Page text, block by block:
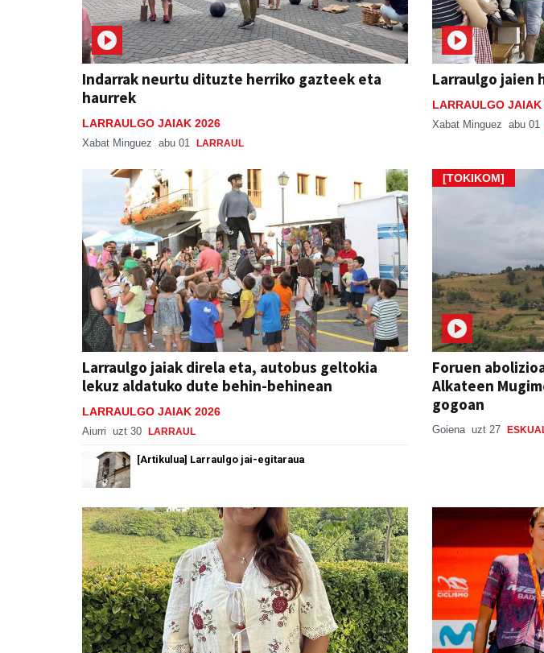
Indarrak neurtu dituzte herriko gazteek eta
haurrek
LARRAULGO JAIAK 2026
Xabat Minguez abu 01 LARRAUL
Larraulgo jaien
LARRAULGO JAIAK
Xabat Minguez abu 01
Larraulgo jaiak direla eta, autobus geltokia
lekuz aldatuko dute behin-behinean
LARRAULGO JAIAK 2026
Aiurri uzt 30 LARRAUL
[Artikulua] Larraulgo jai-egitaraua
[TOKIKOM]
Foruen
Alkateen
gogoan
Goiena uzt 27